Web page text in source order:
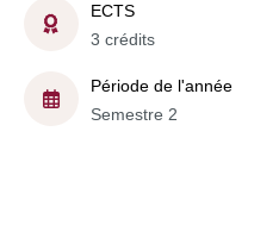
ECTS
3 crédits
Période de l'année
Semestre 2